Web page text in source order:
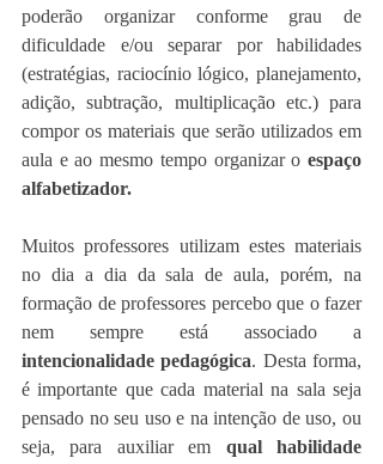
poderão organizar conforme grau de
dificuldade e/ou separar por habilidades
(estratégias, raciocínio lógico, planejamento,
adição, subtração, multiplicação etc.) para
compor os materiais que serão utilizados em
aula e ao mesmo tempo organizar o espaço
alfabetizador.
Muitos professores utilizam estes materiais
no dia a dia da sala de aula, porém, na
formação de professores percebo que o fazer
intencionalidade pedagógica. Desta forma,
é importante que cada material na sala seja
pensado no seu uso e na intenção de uso, ou
seja, para auxiliar em qual habilidade